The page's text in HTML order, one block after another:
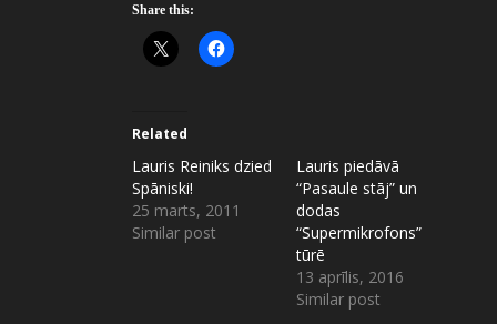
Share this:
Related
Lauris Reiniks dzied
Spāniski!
25 marts, 2011
Similar post
Lauris piedāvā
“Pasaule stāj” un
dodas
“Supermikrofons”
tūrē
13 aprīlis, 2016
Similar post